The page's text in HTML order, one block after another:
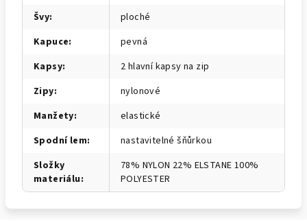
Švy:
ploché
Kapuce:
pevná
Kapsy:
2 hlavní kapsy na zip
Zipy:
nylonové
Manžety:
elastické
Spodní lem:
nastavitelné šňůrkou
Složky
materiálu:
78% NYLON 22% ELSTANE 100%
POLYESTER